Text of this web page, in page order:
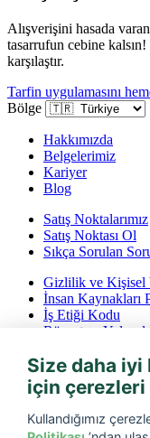
Alışverişini hasada
tasarrufun cebine
karşılaştır.
Tarfin uygulamasını
Bölge
Hakkımızda
Belgelerimiz
Kariyer
Blog
Satış Noktalarımız
Satış Noktası Ol
Sıkça Sorulan
Gizlilik ve Kişisel
İnsan Kaynakları
İş Etiği Kodu
Rüşvet ve
Bilgi Toplumu
Tarfin mobil’i indirin
Size daha
için çerezleri
Kullandığımız